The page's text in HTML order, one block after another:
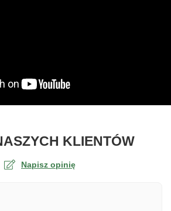
KLIENTÓWO
Napisz opinię